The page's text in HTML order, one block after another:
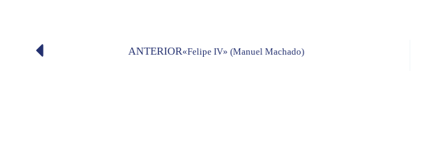
ANTERIOR«Felipe IV» (Manuel Machado)